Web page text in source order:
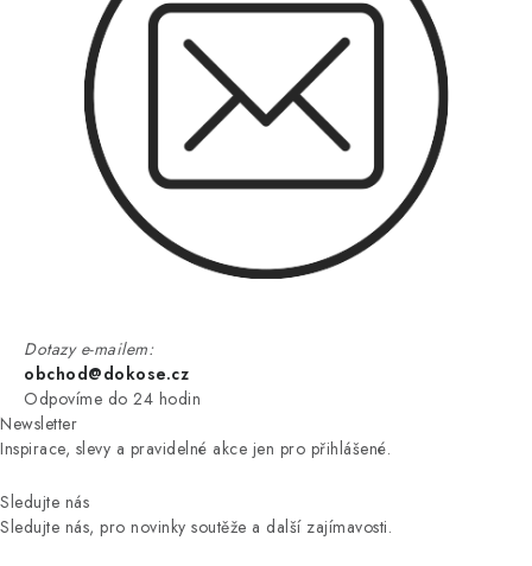
Dotazy e-mailem:
obchod@dokose.cz
Odpovíme do 24 hodin
Newsletter
Inspirace, slevy a pravidelné akce jen pro přihlášené.
Sledujte nás
Sledujte nás, pro novinky soutěže a další zajímavosti.